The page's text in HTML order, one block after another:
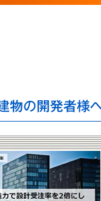
物の開発者様